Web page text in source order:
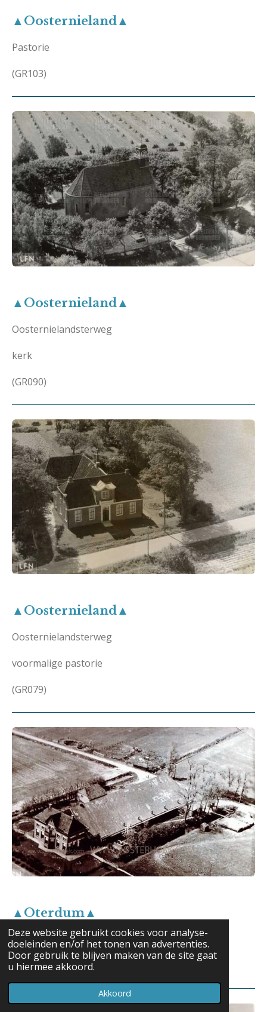
Deze website gebruikt cookies voor analyse-
doeleinden en/of het tonen van advertenties.
Door gebruik te blijven maken van de site gaat
u hiermee akkoord.
Akkoord
▲Oosternieland▲
Pastorie
(GR103)
▲Oosternieland▲
Oosternielandsterweg
kerk
(GR090)
▲Oosternieland▲
Oosternielandsterweg
voormalige pastorie
(GR079)
▲Oterdum▲
Boerderij Nijenhuis
(GR329)